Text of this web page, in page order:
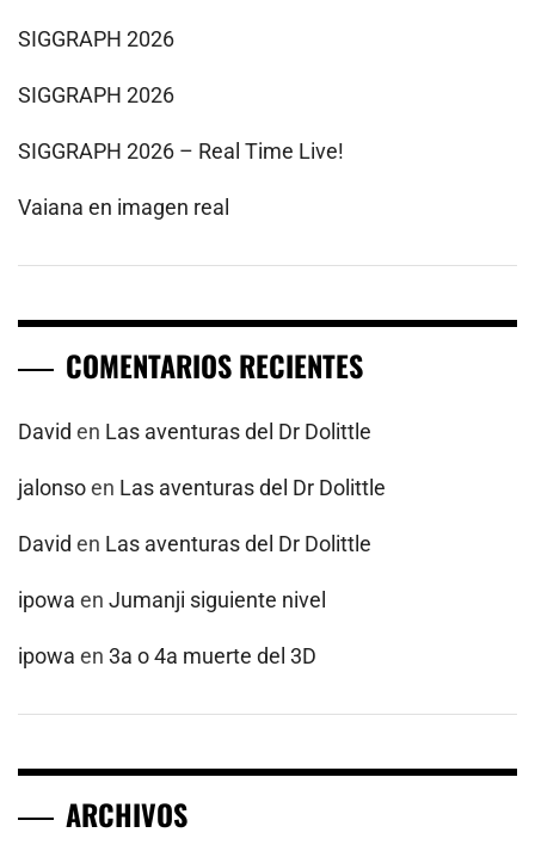
SIGGRAPH 2026
SIGGRAPH 2026
SIGGRAPH 2026 – Real Time Live!
Vaiana en imagen real
COMENTARIOS RECIENTES
David en Las aventuras del Dr Dolittle
jalonsoen Las aventuras del Dr Dolittle
David en Las aventuras del Dr Dolittle
ipowa en Jumanji siguiente nivel
ipowa en 3a o 4a muerte del 3D
ARCHIVOS